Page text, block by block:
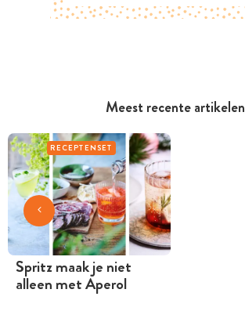
Meest recente artikelen
RECEPTENSET
Spritz maak je niet
alleen met Aperol